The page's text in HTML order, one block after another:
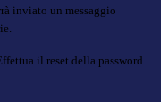
inviato un messaggio
il reset della password